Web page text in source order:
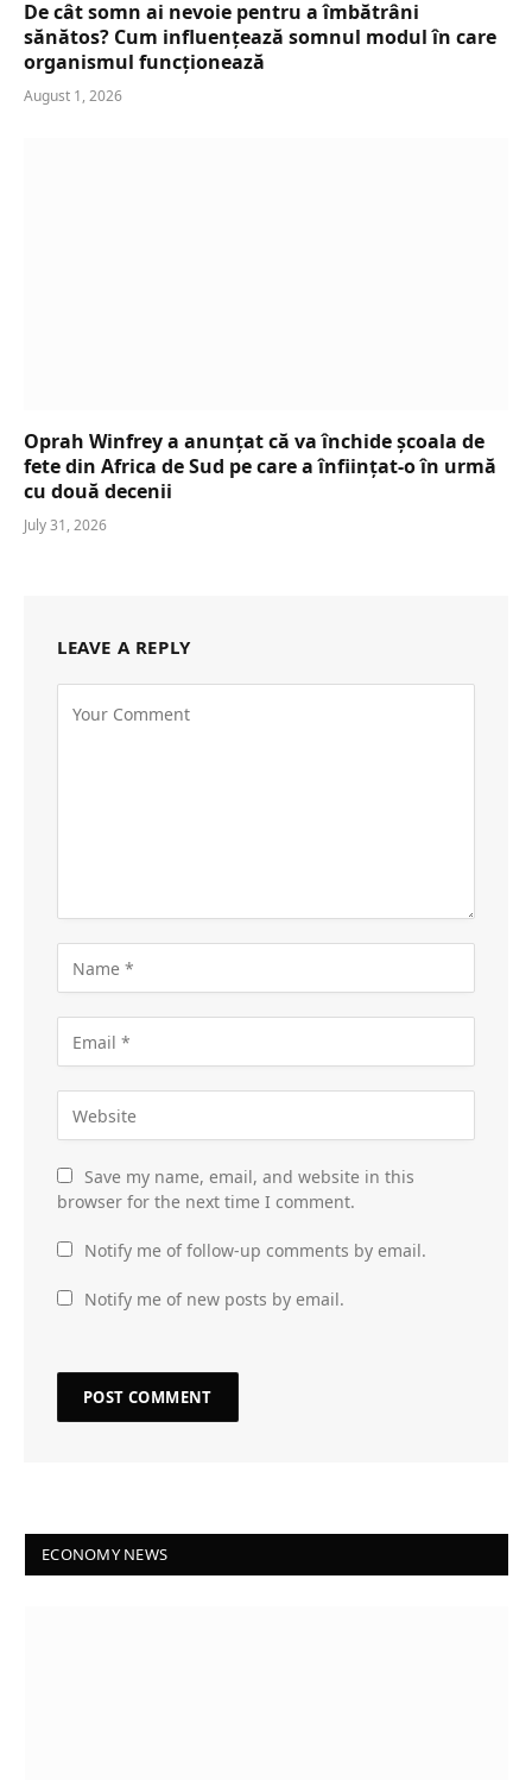
De cât somn ai nevoie pentru a îmbătrâni
sănătos? Cum influențează somnul modul în care
organismul funcționează
August 1, 2026
Oprah Winfrey a anunțat că va închide școala de
fete din Africa de Sud pe care a înființat-o în urmă
cu două decenii
July 31, 2026
LEAVE A REPLY
Save my name, email, and website in this
browser for the next time I comment.
Notify me of follow-up comments by email.
Notify me of new posts by email.
ECONOMY NEWS